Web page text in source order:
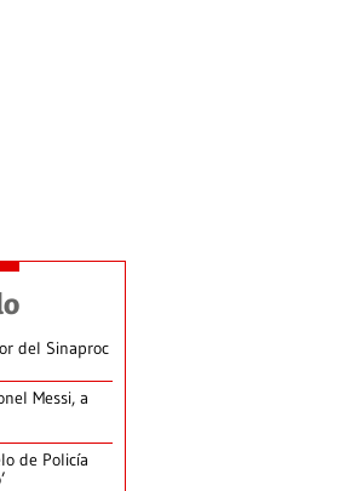
del Sinaproc
Messi, a
de Policía